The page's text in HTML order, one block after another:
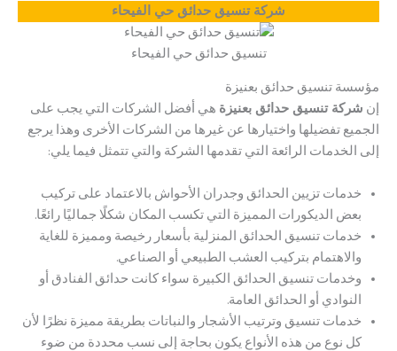
شركة تنسيق حدائق حي الفيحاء
تنسيق حدائق حي الفيحاء
مؤسسة تنسيق حدائق بعنيزة
إن شركة تنسيق حدائق بعنيزة هي أفضل الشركات التي يجب على
الجميع تفضيلها واختيارها عن غيرها من الشركات الأخرى وهذا يرجع
إلى الخدمات الرائعة التي تقدمها الشركة والتي تتمثل فيما يلي:
خدمات تزيين الحدائق وجدران الأحواش بالاعتماد على تركيب
بعض الديكورات المميزة التي تكسب المكان شكلًا جماليًا رائعًا.
خدمات تنسيق الحدائق المنزلية بأسعار رخيصة ومميزة للغاية
والاهتمام بتركيب العشب الطبيعي أو الصناعي.
وخدمات تنسيق الحدائق الكبيرة سواء كانت حدائق الفنادق أو
النوادي أو الحدائق العامة.
خدمات تنسيق وترتيب الأشجار والنباتات بطريقة مميزة نظرًا لأن
كل نوع من هذه الأنواع يكون بحاجة إلى نسب محددة من ضوء